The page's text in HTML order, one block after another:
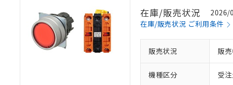
在庫/販売状況
2026/
在庫/販売状況 ご利用条件
販売状況 販
機種区分 受